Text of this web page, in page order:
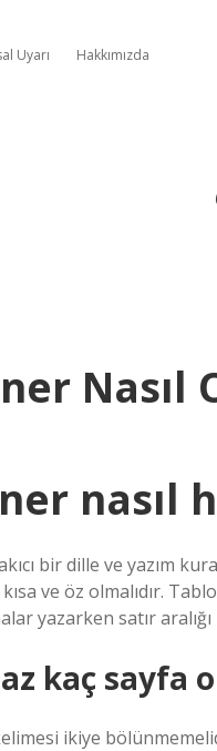
Uyarı Hakkımızda
Nasıl
nasıl
bir dille ve yazım
ve öz olmalıdır.
yazarken satır aralığı
kaç sayfa
ikiye